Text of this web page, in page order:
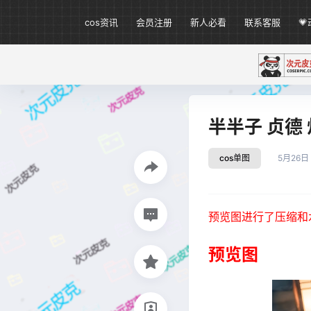
cos资讯 会员注册 新人必看 联系客服 💗
半半子 贞
cos单图 5月26日
预览图进行了压缩
预览图